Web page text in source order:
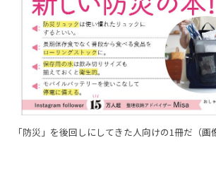
「防災」を後回しにしてきた人向けの1冊だ（画